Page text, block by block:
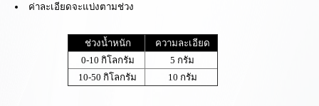
ค่าละเอียดจะแบ่งตามช่วง
ช่วงน้ำหนัก
ความละเอียด
0-10 กิโลกรัม
5 กรัม
10-50 กิโลกรัม
10 กรัม